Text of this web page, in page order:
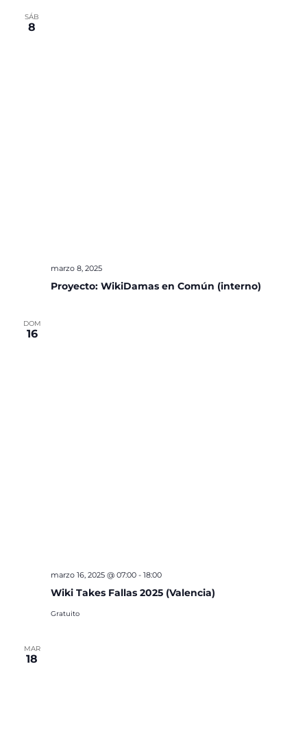
SÁB
8
Proyecto: WikiDamas en Común (interno)
marzo 8, 2025
DOM
16
Wiki Takes Fallas 2025 (Valencia)
marzo 16, 2025 @ 07:00- 18:00
Gratuito
MAR
18